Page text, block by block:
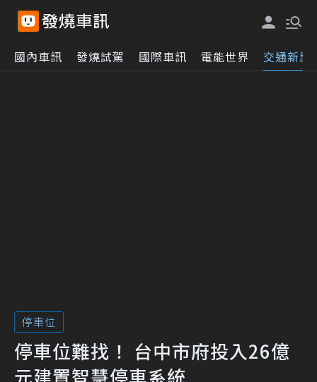
國內車訊 發燒試駕 國際車訊 電能世界 交通新訊
停車位
停車位難找！ 台中市府投入26億
元建置智慧停車系統